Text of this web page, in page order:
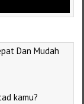
Dan Mudah
kamu?